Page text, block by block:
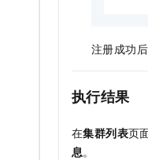
注册成功
执行结果
在集群列表页
息。